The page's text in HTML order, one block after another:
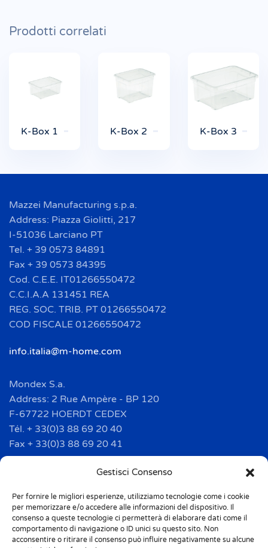
Gestisci Consenso
Per fornire le migliori esperienze, utilizziamo tecnologie come i cookie
per memorizzare e/o accedere alle informazioni del dispositivo. Il
consenso a queste tecnologie ci permetterà di elaborare dati come il
comportamento di navigazione o ID unici su questo sito. Non
acconsentire o ritirare il consenso può influire negativamente su alcune
Prodotti correlati
K-Box 1 K-Box 2 K-Box 3
Mazzei Manufacturing s.p.a.
Address: Piazza Giolitti, 217
I-51036 Larciano PT
Tel. + 39 0573 84891
Fax + 39 0573 84395
Cod. C.E.E. IT01266550472
C.C.I.A.A 131451 REA
REG. SOC. TRIB. PT 01266550472
COD FISCALE 01266550472
info.italia@m-home.com
Mondex S.a.
Address: 2 Rue Ampère - BP 120
F-67722 HOERDT CEDEX
Tél. + 33(0)3 88 69 20 40
Fax + 33(0)3 88 69 20 41
info.france@m-home.com
Mondex Menaje España S.a.
Address: Ctra de Girona, km. 101.5
E-17160 Angles (Girona)